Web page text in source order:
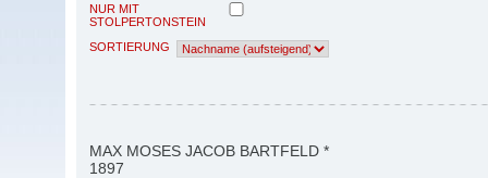
NUR MIT
STOLPERTONSTEIN
SORTIERUNG
MAX MOSES JACOB BARTFELD *
1897